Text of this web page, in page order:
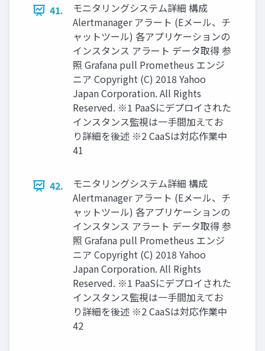
41.
モニタリングシステム詳細 構成
Alertmanager アラート (Eメール、チ
ャットツール) 各アプリケーションの
インスタンス アラート データ取得 参
照 Grafana pull Prometheus エンジ
ニア Copyright (C) 2018 Yahoo
Japan Corporation. All Rights
Reserved. ※1 PaaSにデプロイされた
インスタンス監視は一手間加えてお
り詳細を後述 ※2 CaaSは対応作業中
41
42.
モニタリングシステム詳細 構成
Alertmanager アラート (Eメール、チ
ャットツール) 各アプリケーションの
インスタンス アラート データ取得 参
照 Grafana pull Prometheus エンジ
ニア Copyright (C) 2018 Yahoo
Japan Corporation. All Rights
Reserved. ※1 PaaSにデプロイされた
インスタンス監視は一手間加えてお
り詳細を後述 ※2 CaaSは対応作業中
42